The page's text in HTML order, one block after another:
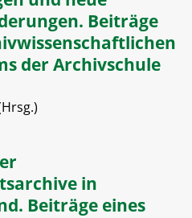
Beiträge
der Archivschule
in
Beiträge eines